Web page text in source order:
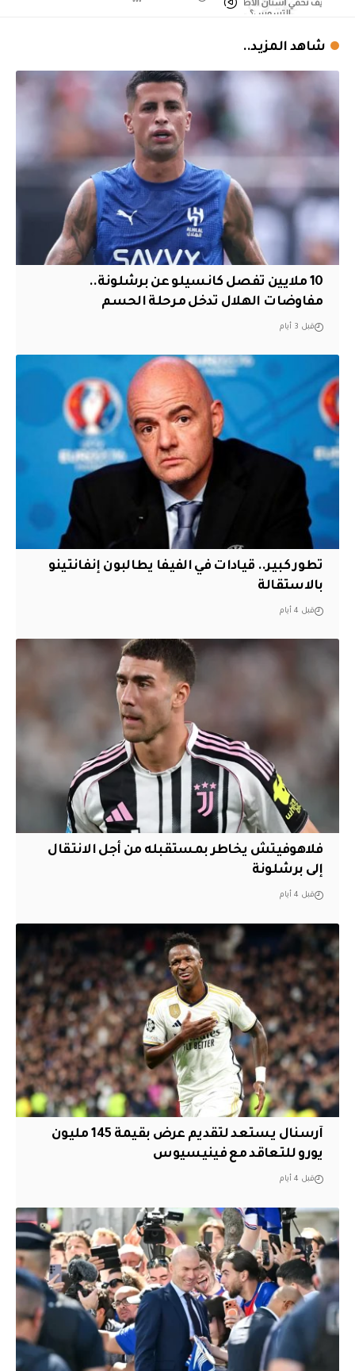
شاهد المزيد..
10 ملايين تفصل كانسيلو عن برشلونة..
مفاوضات الهلال تدخل مرحلة الحسم
قبل 3 أيام
تطور كبير.. قيادات في الفيفا يطالبون إنفانتينو
بالاستقالة
قبل 4 أيام
فلاهوفيتش يخاطر بمستقبله من أجل الانتقال
إلى برشلونة
قبل 4 أيام
آرسنال يستعد لتقديم عرض بقيمة 145 مليون
يورو للتعاقد مع فينيسيوس
قبل 4 أيام